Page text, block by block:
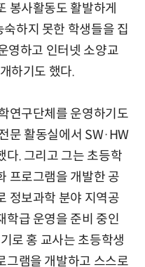
봉사활동도 활발하게
하지 못한 학생들을 집
영하고 인터넷 소양교
하기도 했다.
연구단체를 운영하기도
문 활동실에서 SW·HW
다. 그리고 그는 초등학
프로그램을 개발한 공
정보과학 분야 지역공
학급 운영을 준비 중인
로 홍 교사는 초등학생
그램을 개발하고 스스로